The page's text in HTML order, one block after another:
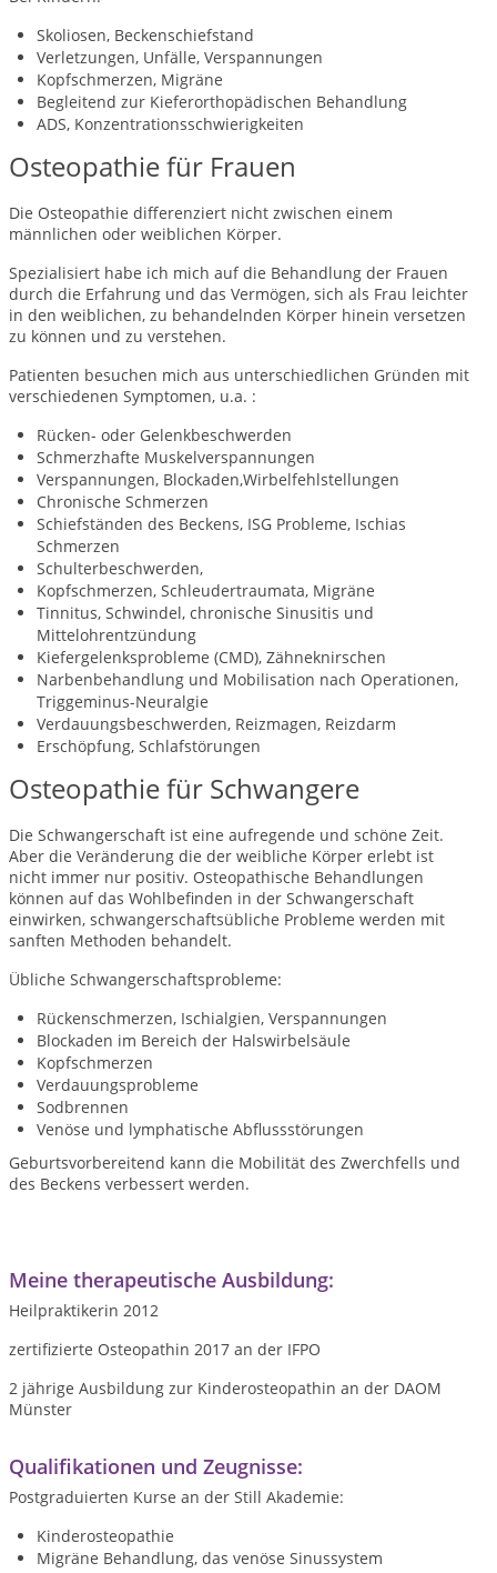
Skoliosen, Beckenschiefstand
Verletzungen, Unfälle, Verspannungen
Kopfschmerzen, Migräne
Begleitend zur Kieferorthopädischen Behandlung
ADS, Konzentrationsschwierigkeiten
Osteopathie für Frauen
Die Osteopathie differenziert nicht zwischen einem
männlichen oder weiblichen Körper.
Spezialisiert habe ich mich auf die Behandlung der Frauen
durch die Erfahrung und das Vermögen, sich als Frau leichter
in den weiblichen, zu behandelnden Körper hinein versetzen
zu können und zu verstehen.
Patienten besuchen mich aus unterschiedlichen Gründen mit
verschiedenen Symptomen, u.a. :
Rücken- oder Gelenkbeschwerden
Schmerzhafte Muskelverspannungen
Verspannungen, Blockaden,Wirbelfehlstellungen
Chronische Schmerzen
Schiefständen des Beckens, ISG Probleme, Ischias
Schmerzen
Schulterbeschwerden,
Kopfschmerzen, Schleudertraumata, Migräne
Tinnitus, Schwindel, chronische Sinusitis und
Mittelohrentzündung
Kiefergelenksprobleme (CMD), Zähneknirschen
Narbenbehandlung und Mobilisation nach Operationen,
Triggeminus-Neuralgie
Verdauungsbeschwerden, Reizmagen, Reizdarm
Erschöpfung, Schlafstörungen
Osteopathie für Schwangere
Die Schwangerschaft ist eine aufregende und schöne Zeit.
Aber die Veränderung die der weibliche Körper erlebt ist
nicht immer nur positiv. Osteopathische Behandlungen
können auf das Wohlbefinden in der Schwangerschaft
einwirken, schwangerschaftsübliche Probleme werden mit
sanften Methoden behandelt.
Übliche Schwangerschaftsprobleme:
Rückenschmerzen, Ischialgien, Verspannungen
Blockaden im Bereich der Halswirbelsäule
Kopfschmerzen
Verdauungsprobleme
Sodbrennen
Venöse und lymphatische Abflussstörungen
Geburtsvorbereitend kann die Mobilität des Zwerchfells und
des Beckens verbessert werden.
Meine therapeutische Ausbildung:
Heilpraktikerin 2012
zertifizierte Osteopathin 2017 an der IFPO
2 jährige Ausbildung zur Kinderosteopathin an der DAOM
Münster
Qualifikationen und Zeugnisse:
Postgraduierten Kurse an der Still Akademie:
Kinderosteopathie
Migräne Behandlung, das venöse Sinussystem